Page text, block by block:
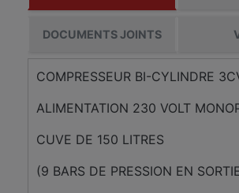
DOCUMENTS JOINTS
COMPRESSEUR BI-CYLINDRE
ALIMENTATION 230 VOLT
CUVE DE 150 LITRES
(9 BARS DE PRESSION EN